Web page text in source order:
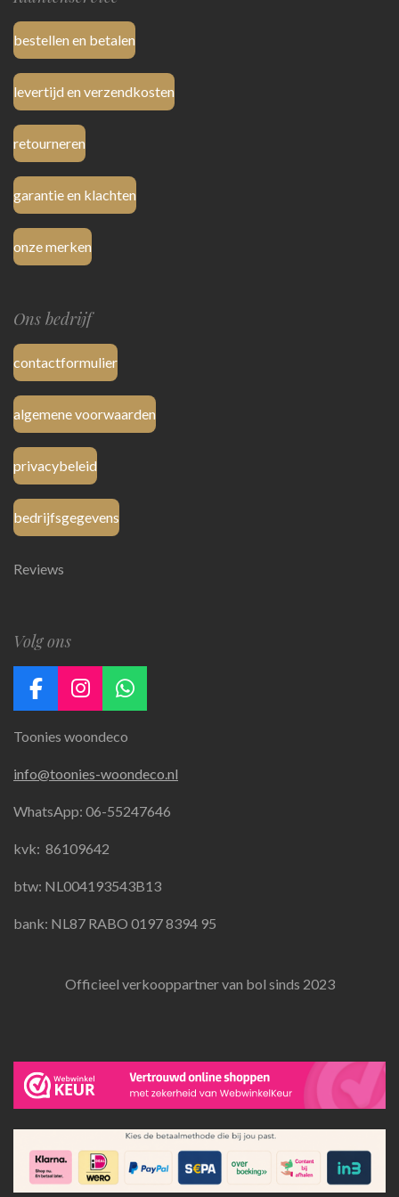
bestellen en betalen
levertijd en verzendkosten
retourneren
garantie en klachten
onze merken
Ons bedrijf
contactformulier
algemene voorwaarden
privacybeleid
bedrijfsgegevens
Reviews
Volg ons
F
c
b
o
k
I
s
a
g
a
W
a
s
A
Toonies woondeco
info@toonies-woondeco.nl
WhatsApp: 06-55247646
kvk: 86109642
btw: NL004193543B13
bank: NL87 RABO 0197 8394 95
Officieel verkooppartner van bol sinds 2023